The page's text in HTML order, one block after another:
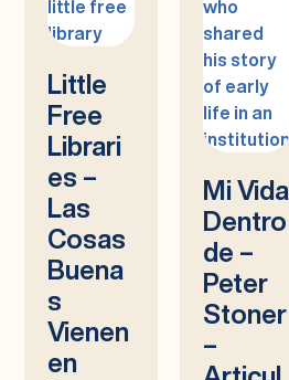
de
Cáncer
Defensora
Grandes
Sonrisas
Little
Free
Librari
es –
Las
Cosas
Buena
s
Vienen
en
Mi Vida
Dentro
de –
Peter
Stoner
–